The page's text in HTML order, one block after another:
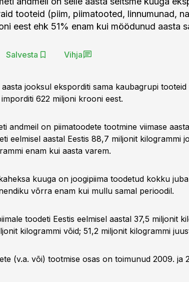
tooteid (piim, piimatooted, linnumunad,
eest ehk 51% enam kui möödunud aasta
Salvesta Vihja
jooksul eksporditi sama kaubagrupi tooteid
622 miljoni krooni eest.
andmeil on piimatoodete tootmine viimase
eelmisel aastal Eestis 88,7 miljonit kilogrammi
enam kui aasta varem.
kuuga on joogipiima toodetud kokku
võrra enam kui mullu samal perioodil.
toodeti Eestis eelmisel aastal 37,5 miljonit
kilogrammi võid; 51,2 miljonit kilogrammi
(v.a. või) tootmise osas on toimunud 2009. ja